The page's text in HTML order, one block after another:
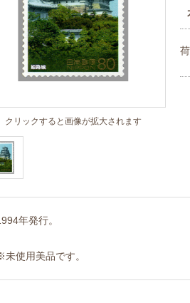
クリックすると画像が拡大されます
年発行。
未使用美品です。